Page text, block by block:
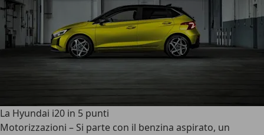
La Hyundai i20 in 5 punti
Motorizzazioni – Si parte con il benzina aspirato, un